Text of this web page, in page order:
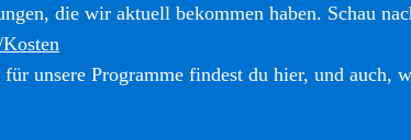
die wir aktuell bekommen haben. Schau
unsere Programme findest du hier, und auch,